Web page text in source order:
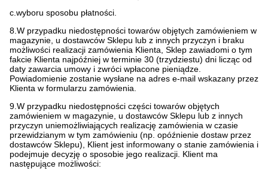
c.wyboru sposobu płatności.
8.W przypadku niedostępności towarów objętych zamówieniem w
magazynie, u dostawców Sklepu lub z innych przyczyn i braku
możliwości realizacji zamówienia Klienta, Sklep zawiadomi o tym
fakcie Klienta najpóźniej w terminie 30 (trzydziestu) dni licząc od
daty zawarcia umowy i zwróci wpłacone pieniądze.
Powiadomienie zostanie wysłane na adres e-mail wskazany przez
Klienta w formularzu zamówienia.
9.W przypadku niedostępności części towarów objętych
zamówieniem w magazynie, u dostawców Sklepu lub z innych
przyczyn uniemożliwiających realizację zamówienia w czasie
przewidzianym w tym zamówieniu (np. opóźnienie dostaw przez
dostawców Sklepu), Klient jest informowany o stanie zamówienia i
podejmuje decyzję o sposobie jego realizacji. Klient ma
następujące możliwości: